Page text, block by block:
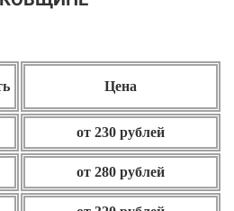
Цена
от 230 рублей
от 280 рублей